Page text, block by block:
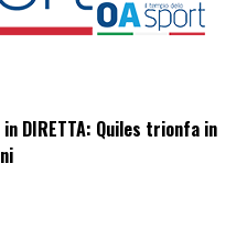
DIRETTA: Quiles trionfa in